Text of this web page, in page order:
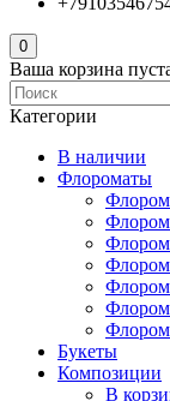
0
Ваша корзина
Категории
В наличии
Флороматы
Букеты
Композиции
В